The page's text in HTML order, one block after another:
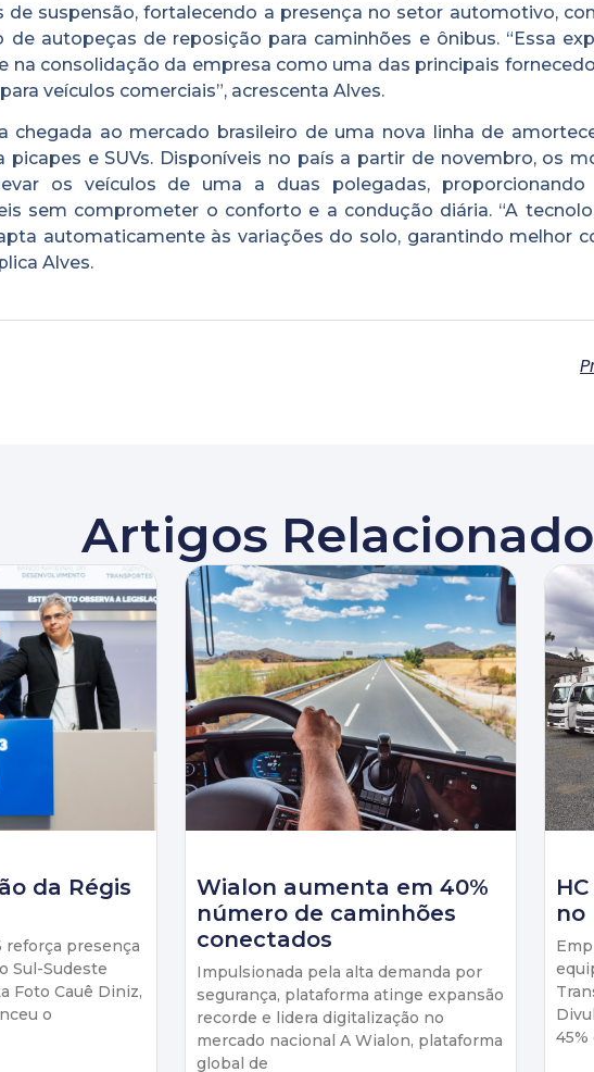
de suspensão, fortalecendo a presença no setor automotivo,
autopeças de reposição para caminhões e ônibus. “Essa
na consolidação da empresa como uma das principais
veículos comerciais”, acrescenta Alves.
chegada ao mercado brasileiro de uma nova linha de
picapes e SUVs. Disponíveis no país a partir de novembro, os
os veículos de uma a duas polegadas, proporcionando
sem comprometer o conforto e a condução diária. “A
automaticamente às variações do solo, garantindo melhor
Alves.
Artigos
da Régis
reforça presença
Sul-Sudeste
Foto Cauê Diniz,
o
Wialon aumenta em 40%
número de caminhões
conectados
Impulsionada pela alta demanda por
segurança, plataforma atinge expansão
recorde e lidera digitalização no
mercado nacional A Wialon, plataforma
global de
no